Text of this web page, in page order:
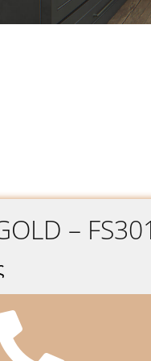
–